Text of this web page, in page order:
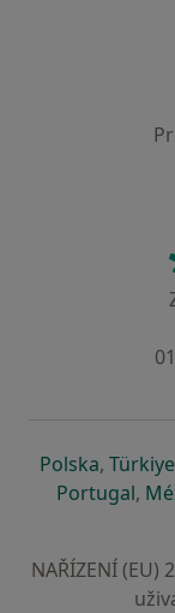
Polskase
, Türkiye
Portugalse
,
NAŘÍZENÍ (EU)